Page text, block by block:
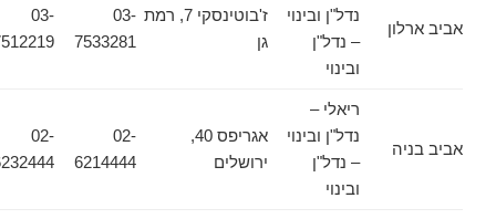
אביב ארלון
נדל"ן ובינוי
– נדל"ן
ובינוי
ז'בוטינסקי 7, רמת 03-
7533281
03-
7512219
אביב בניה
ריאלי –
נדל"ן ובינוי
– נדל"ן
ובינוי
אגריפס 40,
ירושלים
02-
6214444
02-
6232444